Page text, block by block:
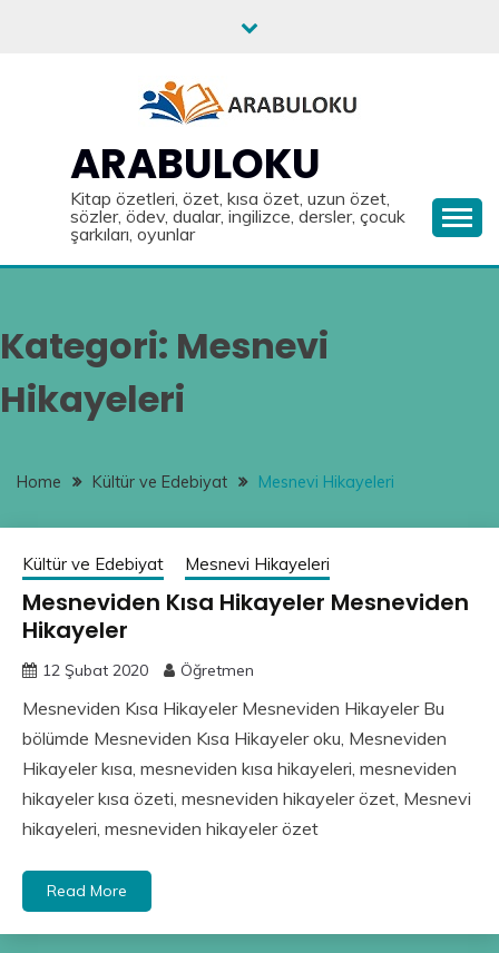
ARABULOKU
Kitap özetleri, özet, kısa özet, uzun özet,
sözler, ödev, dualar, ingilizce, dersler, çocuk
şarkıları, oyunlar
Kategori: Mesnevi
Hikayeleri
Home Kültür ve Edebiyat Mesnevi Hikayeleri
Kültür ve Edebiyat Mesnevi Hikayeleri
Mesneviden Kısa Hikayeler Mesneviden
Hikayeler
12 Şubat 2020 Öğretmen
Mesneviden Kısa Hikayeler Mesneviden Hikayeler Bu
bölümde Mesneviden Kısa Hikayeler oku, Mesneviden
Hikayeler kısa, mesneviden kısa hikayeleri, mesneviden
hikayeler kısa özeti, mesneviden hikayeler özet, Mesnevi
hikayeleri, mesneviden hikayeler özet
Read More